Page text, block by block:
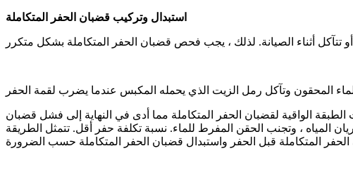
استبدال وتركيب قضبان الحفر المتكاملة
الواقية لقضبان الحفر المتكاملة مما أدى في النهاية إلى فشل قضبان
المياه ، وتجنب الحقن المفرط للماء. نسبة تكلفة حفر أقل. تتمثل الطريقة